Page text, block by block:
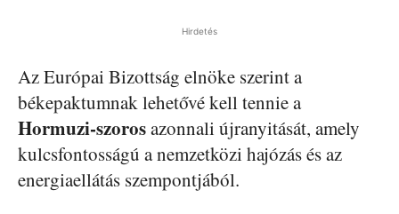
Hirdetés
Az Európai Bizottság elnöke szerint a
békepaktumnak lehetővé kell tennie a
Hormuzi-szorosazonnali újranyitását, amely
kulcsfontosságú a nemzetközi hajózás és az
energiaellátás szempontjából.